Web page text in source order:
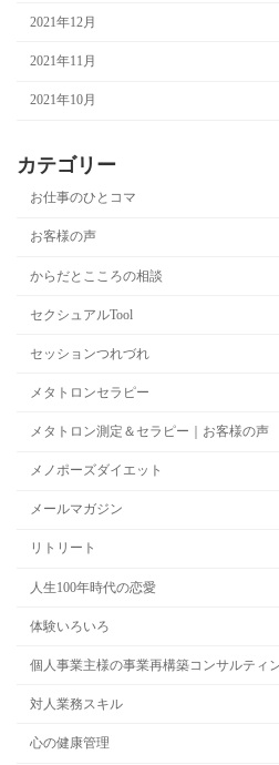
2021年12月
2021年11月
2021年10月
カテゴリー
お仕事のひとコマ
お客様の声
からだとこころの相談
セクシュアルTool
セッションつれづれ
メタトロンセラピー
メタトロン測定＆セラピー｜お客様の声
メノポーズダイエット
メールマガジン
リトリート
人生100年時代の恋愛
体験いろいろ
個人事業主様の事業再構築コンサルティ
対人業務スキル
心の健康管理